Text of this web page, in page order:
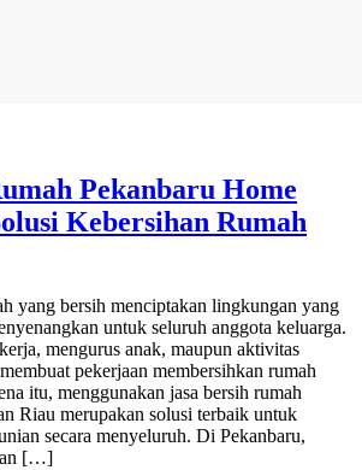
Pekanbaru Home
Kebersihan Rumah
yang bersih menciptakan lingkungan yang
untuk seluruh anggota keluarga.
mengurus anak, maupun aktivitas
pekerjaan membersihkan rumah
itu, menggunakan jasa bersih rumah
Riau merupakan solusi terbaik untuk
secara menyeluruh. Di Pekanbaru,
[…]